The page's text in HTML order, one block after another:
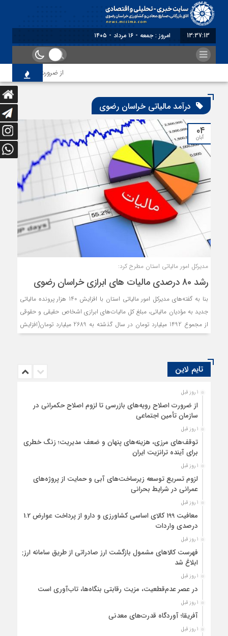
13:37:13 امروز : جمعه - ۱۶ مرداد - ۱۴۰۵
از ضرورت اصلاح
درآمد مالیاتی خراسان رضوی
۰۴
آبان
مدیرکل امور مالیاتی استان مطرح کرد:
رشد 80 درصدی مالیات های ابرازی خراسان رضوی
بنا به گفته‌های مدیرکل امور مالیاتی استان با افزایش 140 هزار پرونده مالیاتی
جدید به مؤدیان مالیاتی، مبلغ کل مالیات‌های ابرازی اشخاص حقیقی و حقوقی
از مجموع 1492 میلیارد تومان در سال گذشته به 2689 میلیارد تومان(افزایش
تایم لاین
1 روز قبل
از ضرورت اصلاح رویه‌های بازرسی تا لزوم اصلاح حکمرانی در
سازمان تأمین اجتماعی
1 روز قبل
توقف‌های مرزی، هزینه‌های پنهان و ضعف مدیریت؛ زنگ خطری
برای آینده ترانزیت ایران
1 روز قبل
لزوم تسریع توسعه زیرساخت‌های آبی و حمایت از پروژه‌های
عمرانی در شرایط بحرانی
1 روز قبل
معافیت 199 کالای اساسی کشاورزی و دارو از پرداخت عوارض 1.2
درصدی واردات
1 روز قبل
فهرست کالاهای مشمول بازگشت ارز صادراتی از طریق سامانه ارزی
ابلاغ شد
1 روز قبل
در عصر عدم‌قطعیت، مزیت رقابتی بنگاه‌ها، تاب‌آوری است
1 روز قبل
آفریقا؛ آوردگاه قدرت‌های معدنی
1 روز قبل